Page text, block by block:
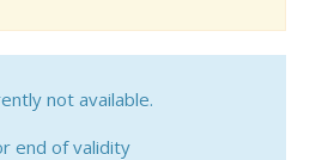
not available.
end of validity